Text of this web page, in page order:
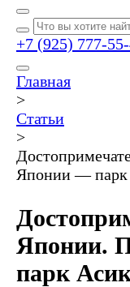
+7 (925) 777-
Главная
>
Статьи
>
Японии — парк
Японии.
парк